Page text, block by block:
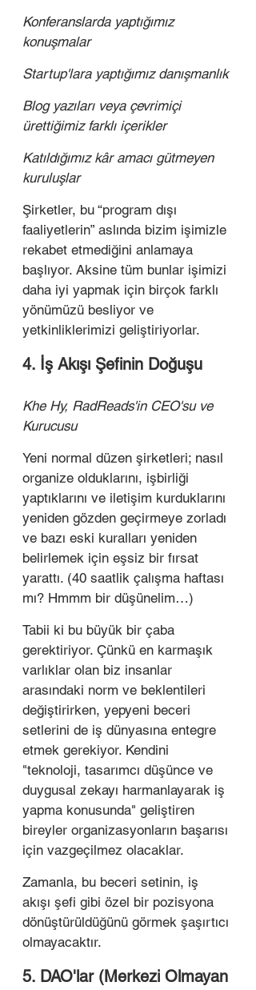
Konferanslarda yaptığımız
konuşmalar
Startup'lara yaptığımız danışmanlık
Blog yazıları veya çevrimiçi
ürettiğimiz farklı içerikler
Katıldığımız kâr amacı gütmeyen
kuruluşlar
Şirketler, bu “program dışı
faaliyetlerin” aslında bizim işimizle
rekabet etmediğini anlamaya
başlıyor. Aksine tüm bunlar işimizi
daha iyi yapmak için birçok farklı
yönümüzü besliyor ve
yetkinliklerimizi geliştiriyorlar.
4. İş Akışı Şefinin Doğuşu
Khe Hy, RadReads'in CEO'su ve
Kurucusu
Yeni normal düzen şirketleri; nasıl
organize olduklarını, işbirliği
yaptıklarını ve iletişim kurduklarını
yeniden gözden geçirmeye zorladı
ve bazı eski kuralları yeniden
belirlemek için eşsiz bir fırsat
yarattı. (40 saatlik çalışma haftası
mı? Hmmm bir düşünelim…)
Tabii ki bu büyük bir çaba
gerektiriyor. Çünkü en karmaşık
varlıklar olan biz insanlar
arasındaki norm ve beklentileri
değiştirirken, yepyeni beceri
setlerini de iş dünyasına entegre
etmek gerekiyor. Kendini
"teknoloji, tasarımcı düşünce ve
duygusal zekayı harmanlayarak iş
yapma konusunda" geliştiren
bireyler organizasyonların başarısı
için vazgeçilmez olacaklar.
Zamanla, bu beceri setinin, iş
akışı şefi gibi özel bir pozisyona
dönüştürüldüğünü görmek şaşırtıcı
olmayacaktır.
5. DAO'lar (Merkezi Olmayan